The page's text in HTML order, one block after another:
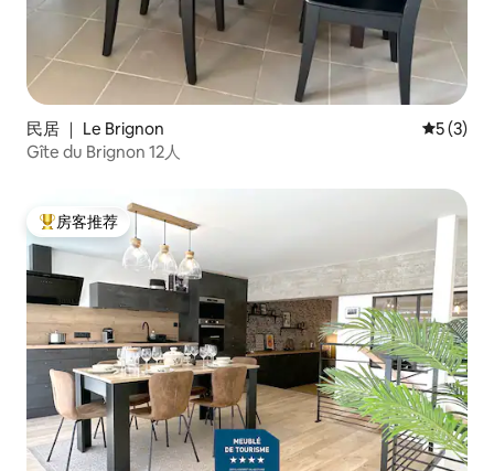
民居 ｜ Le Brignon 平均评分
5 (3)
Gîte du Brignon 12人
热门「房客推荐」
房客推荐